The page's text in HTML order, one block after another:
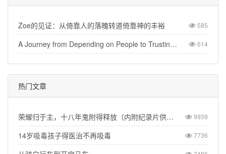
Zoe的见证：从倚靠人的落魄转道倚靠神的丰裕 585
A Journey from Depending on People to Trusting God 614
热门文章
荣耀归于主，十八年鬼附得释放（内附纪录片供观看） 9939
14岁吸毒孩子得医治不再吸毒 7736